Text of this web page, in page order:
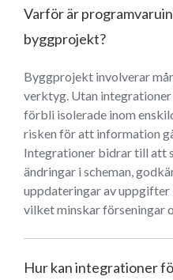
Varför är
byggprojekt?
Byggprojekt involverar
verktyg. Utan
förbli isolerade inom
risken för att information
Integrationer bidrar till att
ändringar i scheman,
uppdateringar av uppgifter
vilket minskar förseningar
Hur kan integrationer